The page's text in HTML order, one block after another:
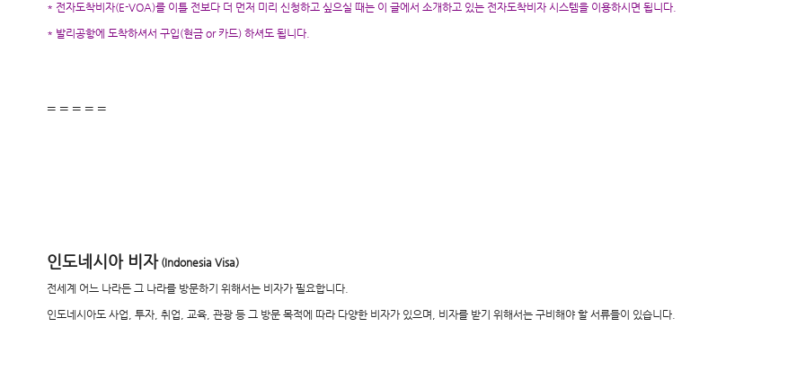
* 전자도착비자(E-VOA)를 이틀 전보다 더 먼저 미리 신청하고 싶으실 때는 이 글에서 소개하고 있는 전자도착비자 시스템을 이용하시면 됩니다.
* 발리공항에 도착하셔서 구입(현금 or 카드) 하셔도 됩니다.
= = = = =
인도네시아 비자(Indonesia Visa)
전세계 어느 나라든 그 나라를 방문하기 위해서는 비자가 필요합니다.
인도네시아도 사업, 투자, 취업, 교육, 관광 등 그 방문 목적에 따라 다양한 비자가 있으며, 비자를 받기 위해서는 구비해야 할 서류들이 있습니다.